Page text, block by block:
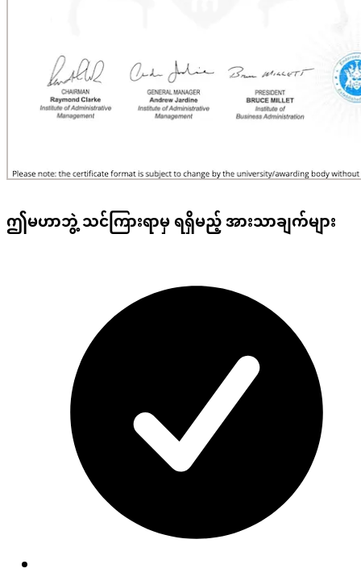
ဤမဟာဘွဲ့ သင်ကြားရာမှ ရရှိမည့် အားသာချက်များ